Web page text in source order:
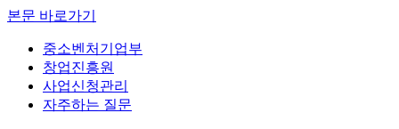
본문 바로가기
중소벤처기업부
창업진흥원
사업신청관리
자주하는 질문